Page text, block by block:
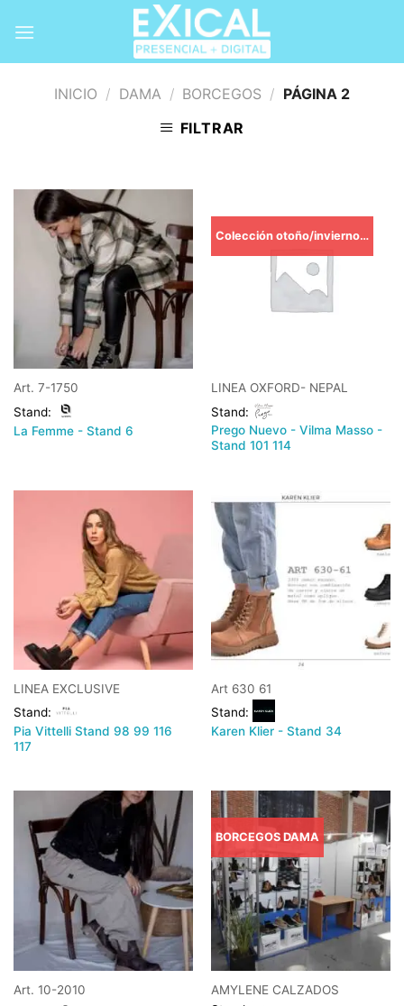
INICIO / DAMA / BORCEGOS / PÁGINA 2
FILTRAR
Art. 7-1750
Stand:
La Femme - Stand 6
Colección otoño/invierno TRIBECA-
LINEA OXFORD- NEPAL
Stand:
Prego Nuevo - Vilma Masso -
Stand 101 114
LINEA EXCLUSIVE
Stand:
Pia Vittelli Stand 98 99 116
117
Art 630 61
Stand:
Karen Klier - Stand 34
Art. 10-2010
BORCEGOS DAMA
AMYLENE CALZADOS